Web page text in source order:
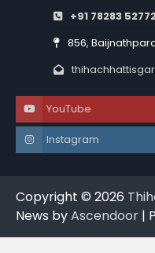
+91 78283
856,
YouTube
Instagram
Copyright © 2026
News byAscendoor |